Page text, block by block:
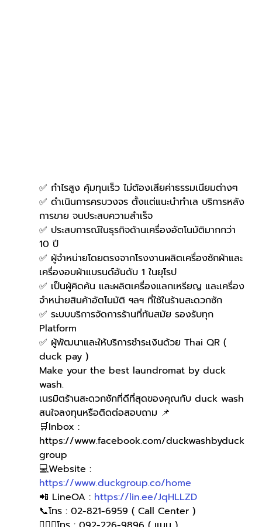
✅ กำไรสูง คุ้มทุนเร็ว ไม่ต้องเสียค่าธรรมเนียมต่างๆ
✅ ดำเนินการครบวงจร ตั้งแต่แนะนำทำเล บริการหลัง
การขาย จนประสบความสำเร็จ
✅ ประสบการณ์ในธุรกิจด้านเครื่องอัตโนมัติมากกว่า
10 ปี
✅ ผู้จำหน่ายโดยตรงจากโรงงานผลิตเครื่องซักผ้าและ
เครื่องอบผ้าแบรนด์อันดับ 1 ในยุโรป
✅ เป็นผู้คิดค้น และผลิตเครื่องแลกเหรียญ และเครื่อง
จำหน่ายสินค้าอัตโนมัติ ฯลฯ ที่ใช้ในร้านสะดวกซัก
✅ ระบบบริการจัดการร้านที่ทันสมัย รองรับทุก
Platform
✅ ผู้พัฒนาและให้บริการชำระเงินด้วย Thai QR (
duck pay )
Make your the best laundromat by duck
wash.
เนรมิตร้านสะดวกซักที่ดีที่สุดของคุณกับ duck wash
สนใจลงทุนหรือติดต่อสอบถาม 📌
🛒Inbox :
https://www.facebook.com/duckwashbyduck
group
💻Website :
https://www.duckgroup.co/home
📲 LineOA : https://lin.ee/JqHLLZD
📞โทร : 02-821-6959 ( Call Center )